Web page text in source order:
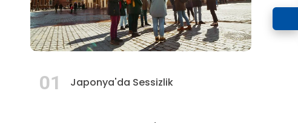
01 Japonya'da Sessizlik